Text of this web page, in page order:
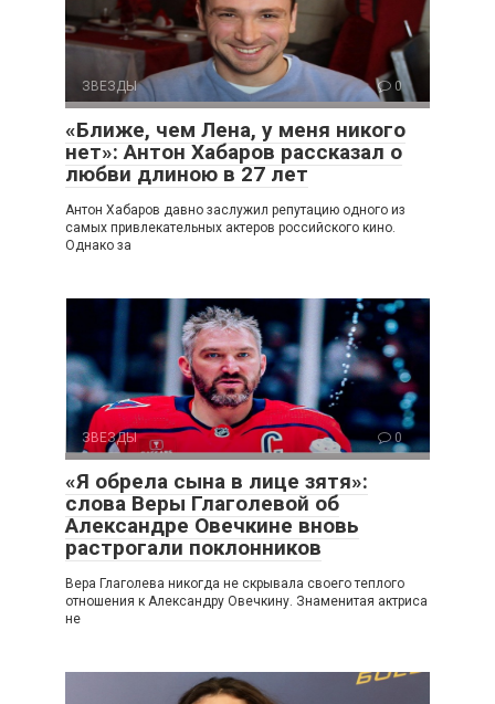
ЗВЕЗДЫ 0
«Ближе, чем Лена, у меня никого
нет»: Антон Хабаров рассказал о
любви длиною в 27 лет
Антон Хабаров давно заслужил репутацию одного из
самых привлекательных актеров российского кино.
Однако за
ЗВЕЗДЫ 0
«Я обрела сына в лице зятя»:
слова Веры Глаголевой об
Александре Овечкине вновь
растрогали поклонников
Вера Глаголева никогда не скрывала своего теплого
отношения к Александру Овечкину. Знаменитая актриса
не